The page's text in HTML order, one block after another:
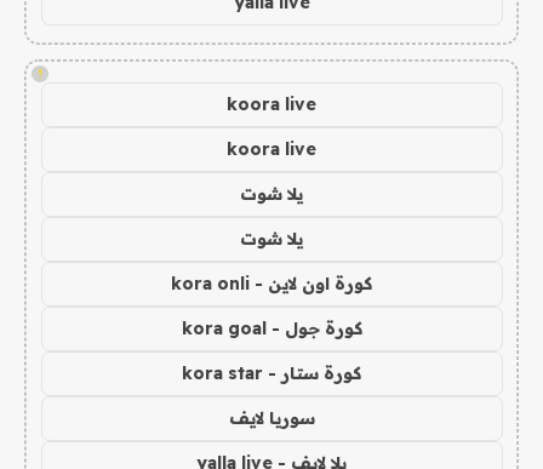
!
koora live
koora live
يلا شوت
يلا شوت
كورة اون لاين - kora onli
كورة جول - kora goal
كورة ستار - kora star
سوريا لايف
يلا لايف - yalla live